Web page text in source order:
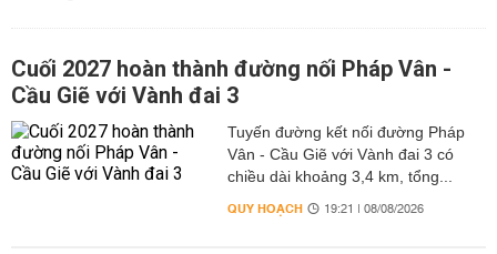
Cuối 2027 hoàn thành đường nối Pháp Vân -
Cầu Giẽ với Vành đai 3
Tuyến đường kết nối đường Pháp
Vân - Cầu Giẽ với Vành đai 3 có
chiều dài khoảng 3,4 km, tổng...
QUY HOẠCH 19:21 | 08/08/2026